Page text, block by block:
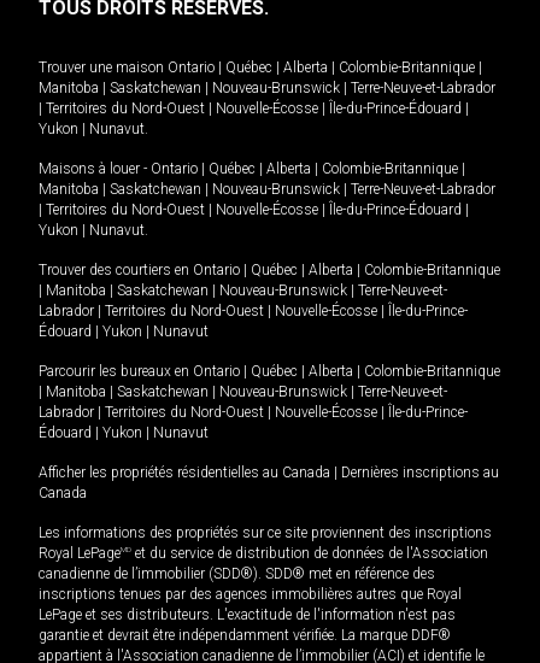
TOUS DROITS RÉSERVÉS.
Trouver une maison Ontario | Québec | Alberta | Colombie-Britannique |
Manitoba | Saskatchewan | Nouveau-Brunswick | Terre-Neuve-et-Labrador
| Territoires du Nord-Ouest | Nouvelle-Écosse | Île-du-Prince-Édouard |
Yukon | Nunavut
Maisons à louer - Ontario | Québec | Alberta | Colombie-Britannique |
Manitoba | Saskatchewan | Nouveau-Brunswick | Terre-Neuve-et-Labrador
| Territoires du Nord-Ouest | Nouvelle-Écosse | Île-du-Prince-Édouard |
Yukon | Nunavut
Trouver des courtiers en Ontario | Québec | Alberta | Colombie-Britannique
| Manitoba | Saskatchewan | Nouveau-Brunswick | Terre-Neuve-et-
Labrador | Territoires du Nord-Ouest | Nouvelle-Écosse | Île-du-Prince-
Édouard | Yukon | Nunavut
Parcourir les bureaux en Ontario | Québec | Alberta | Colombie-Britannique
| Manitoba | Saskatchewan | Nouveau-Brunswick | Terre-Neuve-et-
Labrador | Territoires du Nord-Ouest | Nouvelle-Écosse | Île-du-Prince-
Édouard | Yukon | Nunavut
Afficher les propriétés résidentielles au Canada | Dernières inscriptions au
Canada
Les informations des propriétés sur ce site proviennent des inscriptions
Royal LePageMD et du service de distribution de données de l'Association
canadienne de l’immobilier (SDD®). SDD® met en référence des
inscriptions tenues par des agences immobilières autres que Royal
LePage et ses distributeurs. L'exactitude de l'information n'est pas
garantie et devrait être indépendamment vérifiée. La marque DDF®
appartient à l'Association canadienne de l’immobilier (ACI) et identifie le